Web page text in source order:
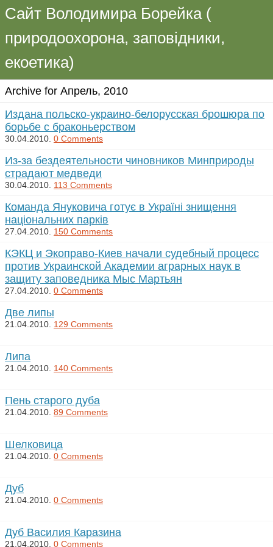
Сайт Володимира Борейка (
природоохорона, заповідники,
екоетика)
Archive for Апрель, 2010
Издана польско-украино-белорусская брошюра по
борьбе с браконьерством
30.04.2010. 0 Comments
Из-за бездеятельности чиновников Минприроды
страдают медведи
30.04.2010. 113 Comments
Команда Януковича готує в Україні знищення
національних парків
27.04.2010. 150 Comments
КЭКЦ и Экоправо-Киев начали судебный процесс
против Украинской Академии аграрных наук в
защиту заповедника Мыс Мартьян
27.04.2010. 0 Comments
Две липы
21.04.2010. 129 Comments
Липа
21.04.2010. 140 Comments
Пень старого дуба
21.04.2010. 89 Comments
Шелковица
21.04.2010. 0 Comments
Дуб
21.04.2010. 0 Comments
Дуб Василия Каразина
21.04.2010. 0 Comments